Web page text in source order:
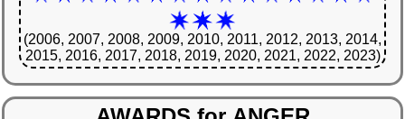
(2006, 2007, 2008, 2009, 2010, 2011, 2012, 2013, 2014,
2015, 2016, 2017, 2018, 2019, 2020, 2021, 2022, 2023)